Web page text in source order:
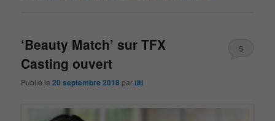
‘Beauty Match’ sur TFX
Casting ouvert
Publié le20 septembre 2018 partiti
5